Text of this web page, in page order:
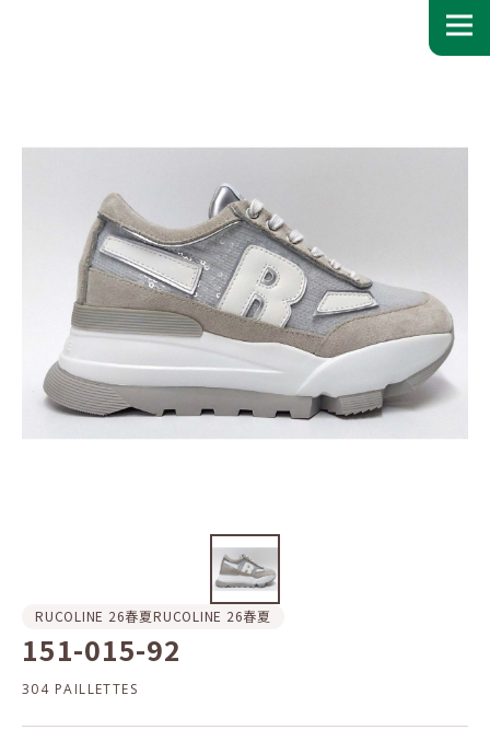
RUCOLINE 26春夏RUCOLINE 26春夏
151-015-92
304 PAILLETTES